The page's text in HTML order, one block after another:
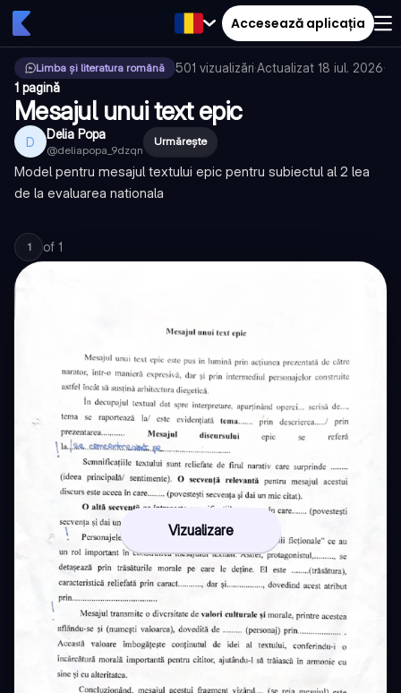
Accesează aplicația
Limba și literatura română 501 vizualizări·Actualizat 18 iul. 2026·
1 pagină
Mesajul unui text epic
D Delia Popa
@deliapopa_9dzqn
Urmărește
Model pentru mesajul textului epic pentru subiectul al 2 lea
de la evaluarea nationala
1 of 1
Vizualizare